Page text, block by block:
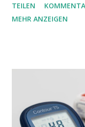
lange fit ( Aman et al,
viel früher altern und
Madeo et al, 2015 ,
die Autophagie durch
normalen
TEILEN
MEHR ANZEIGEN